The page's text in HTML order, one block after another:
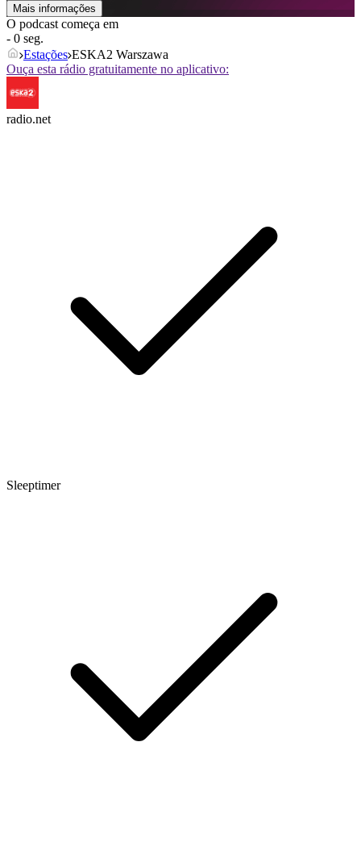
Mais informações
O podcast começa em
- 0 seg.
Estações ESKA2 Warszawa
Ouça esta rádio gratuitamente no aplicativo:
radio.net
Sleeptimer